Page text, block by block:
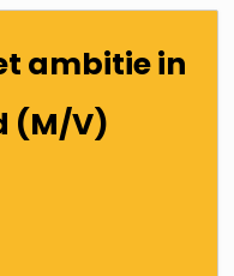
ambitie in
(M/V)